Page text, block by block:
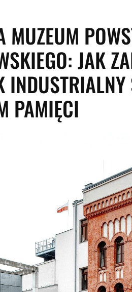
MUZEUM
JAK
PAMIĘCI